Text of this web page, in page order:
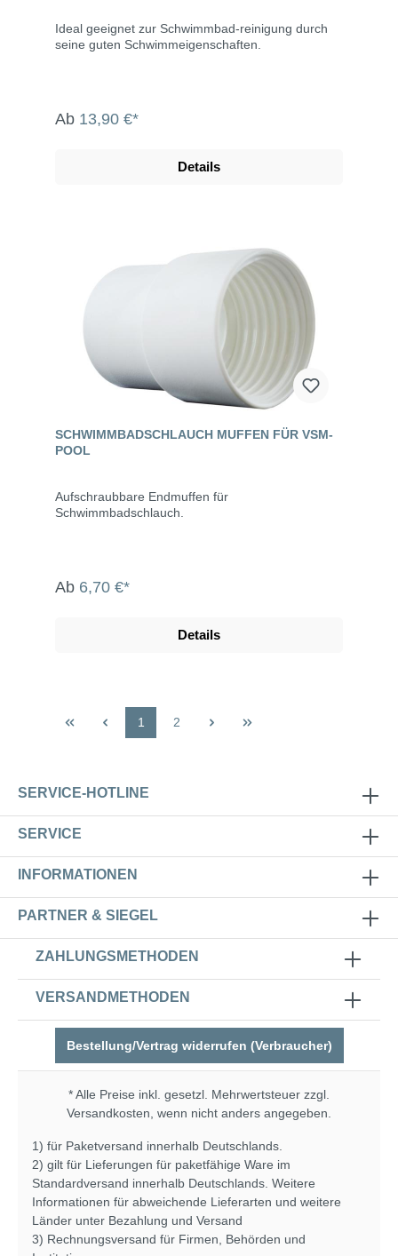
Ideal geeignet zur Schwimmbad-reinigung durch
seine guten Schwimmeigenschaften.
Ab 13,90 €*
Details
SCHWIMMBADSCHLAUCH MUFFEN FÜR VSM-
POOL
Aufschraubbare Endmuffen für
Schwimmbadschlauch.
Ab 6,70 €*
Details
1 2
SERVICE-HOTLINE
SERVICE
INFORMATIONEN
PARTNER & SIEGEL
ZAHLUNGSMETHODEN
VERSANDMETHODEN
Bestellung/Vertrag widerrufen (Verbraucher)
* Alle Preise inkl. gesetzl. Mehrwertsteuer zzgl.
Versandkosten , wenn nicht anders angegeben.
1) für Paketversand innerhalb Deutschlands.
2) gilt für Lieferungen für paketfähige Ware im
Standardversand innerhalb Deutschlands. Weitere
Informationen für abweichende Lieferarten und weitere
Länder unter Bezahlung und Versand
3) Rechnungsversand für Firmen, Behörden und